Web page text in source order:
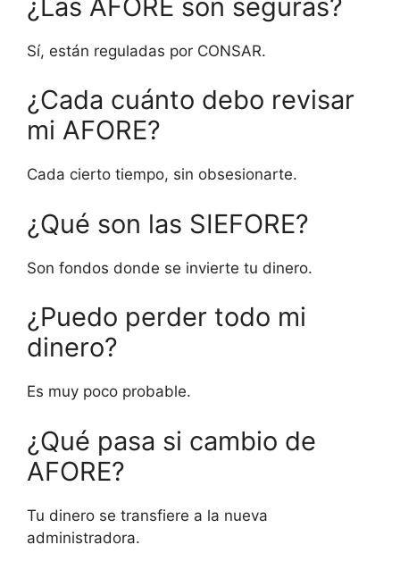
¿Las AFORE son seguras?
Sí, están reguladas por CONSAR.
¿Cada cuánto debo revisar
mi AFORE?
Cada cierto tiempo, sin obsesionarte.
¿Qué son las SIEFORE?
Son fondos donde se invierte tu dinero.
¿Puedo perder todo mi
dinero?
Es muy poco probable.
¿Qué pasa si cambio de
AFORE?
Tu dinero se transfiere a la nueva
administradora.